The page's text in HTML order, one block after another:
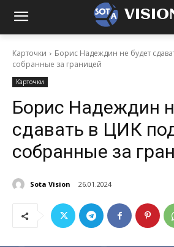
Карточки
Борис Надеждин не будет
собранные за границей
Карточки
Борис Надеждин
сдавать в ЦИК
собранные за
Sota Vision 26.01.2024